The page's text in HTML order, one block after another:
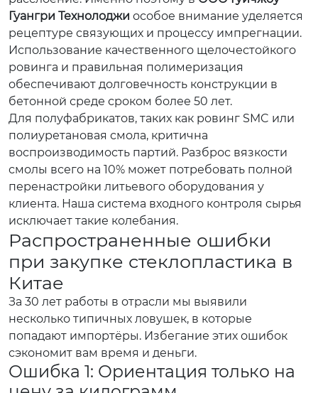
Гуангри Технолоджи особое внимание уделяется
рецептуре связующих и процессу импрегнации.
Использование качественного щелочестойкого
ровинга и правильная полимеризация
обеспечивают долговечность конструкции в
бетонной среде сроком более 50 лет.
Для полуфабрикатов, таких как ровинг SMC или
полиуретановая смола, критична
воспроизводимость партий. Разброс вязкости
смолы всего на 10% может потребовать полной
перенастройки литьевого оборудования у
клиента. Наша система входного контроля сырья
исключает такие колебания.
Распространенные ошибки
при закупке стеклопластика в
Китае
За 30 лет работы в отрасли мы выявили
несколько типичных ловушек, в которые
попадают импортёры. Избегание этих ошибок
сэкономит вам время и деньги.
Ошибка 1: Ориентация только на